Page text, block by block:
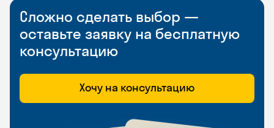
Сложно сделать выбор —
оставьте заявку на бесплатную
консультацию
Хочу на консультацию